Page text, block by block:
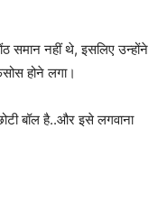
समान नहीं थे, इसलिए उन्होंने
होने लगा।
बॉल है..और इसे लगवाना